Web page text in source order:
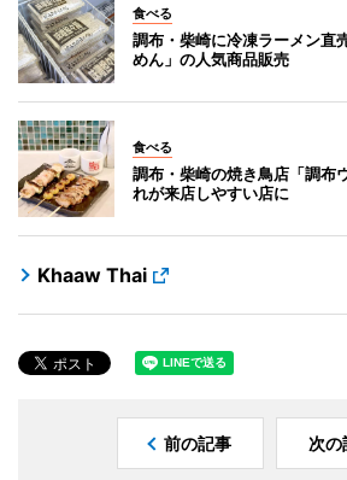
食べる
調布・柴崎に冷凍ラーメン直
めん」の人気商品販売
食べる
調布・柴崎の焼き鳥店「調布
れが来店しやすい店に
Khaaw Thai
前の記事 次の